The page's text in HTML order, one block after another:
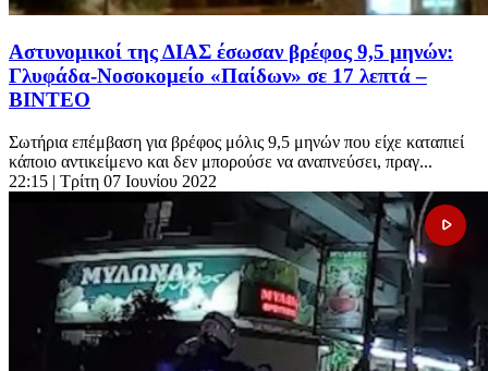
Αστυνομικοί της ΔΙΑΣ έσωσαν βρέφος 9,5 μηνών:
Γλυφάδα-Νοσοκομείο «Παίδων» σε 17 λεπτά –
BINTEO
Σωτήρια επέμβαση για βρέφος μόλις 9,5 μηνών που είχε καταπιεί
κάποιο αντικείμενο και δεν μπορούσε να αναπνεύσει, πραγ...
22:15 | Τρίτη 07 Ιουνίου 2022